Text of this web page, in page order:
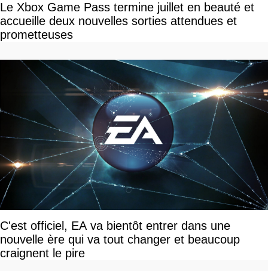
Le Xbox Game Pass termine juillet en beauté et
accueille deux nouvelles sorties attendues et
prometteuses
C'est officiel, EA va bientôt entrer dans une
nouvelle ère qui va tout changer et beaucoup
craignent le pire